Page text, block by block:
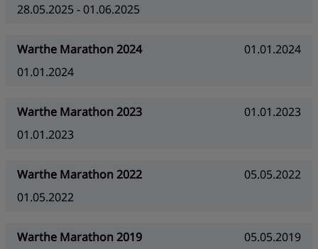
28.05.2025 - 01.06.2025
Warthe Marathon 2024
01.01.2024
01.01.2024
Warthe Marathon 2023
01.01.2023
01.01.2023
Warthe Marathon 2022
05.05.2022
01.05.2022
Warthe Marathon 2019
05.05.2019